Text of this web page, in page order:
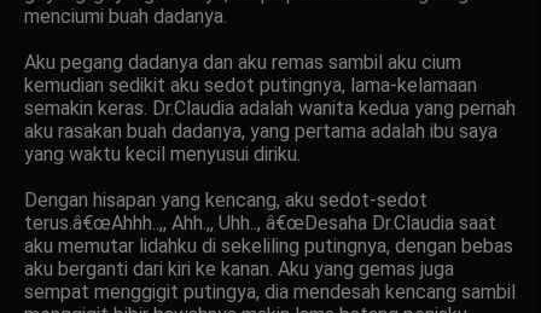
menciumi buah dadanya.
Aku pegang dadanya dan aku remas sambil aku cium
kemudian sedikit aku sedot putingnya, lama-kelamaan
semakin keras. Dr.Claudia adalah wanita kedua yang pernah
aku rasakan buah dadanya, yang pertama adalah ibu saya
yang waktu kecil menyusui diriku.
Dengan hisapan yang kencang, aku sedot-sedot
terus.â€œAhhh..,, Ahh.,, Uhh.., â€œDesaha Dr.Claudia saat
aku memutar lidahku di sekeliling putingnya, dengan bebas
aku berganti dari kiri ke kanan. Aku yang gemas juga
sempat menggigit putingya, dia mendesah kencang sambil